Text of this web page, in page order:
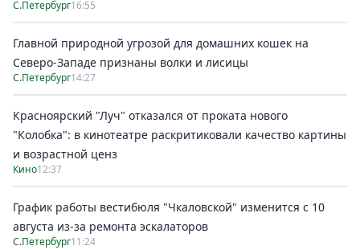
С.Петербург16:55
Главной природной угрозой для домашних кошек на
Северо-Западе признаны волки и лисицы
С.Петербург14:27
Красноярский "Луч" отказался от проката нового
"Колобка": в кинотеатре раскритиковали качество картины
и возрастной ценз
Кино12:37
График работы вестибюля "Чкаловской" изменится с 10
августа из-за ремонта эскалаторов
С.Петербург11:24